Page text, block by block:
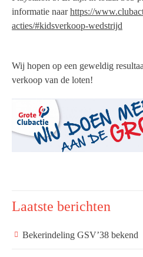
informatie naarhttps://
acties/#kidsverkoop-wedstrijd
Wij hopen op een geweldig
verkoop van de loten!
Laatste berichten
Bekerindeling GSV’38 bekend